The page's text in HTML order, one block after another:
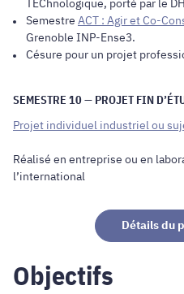
TEChnologique, porté par le
Semestre ACT : Agir et Co-
Grenoble INP-Ense3.
Césure pour un projet
SEMESTRE 10 — PROJET FIN
Projet individuel industriel ou
Réalisé en entreprise ou en
l’international
Détails du
Objectifs